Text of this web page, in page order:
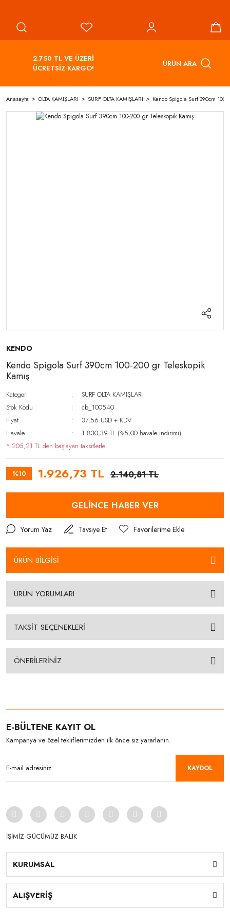
2.750 TL VE ÜZERİ
ÜCRETSİZ KARGO!
ÜRÜN ARA
Anasayfa OLTA KAMIŞLARI SURF OLTA KAMIŞLARI Kendo Spigola Surf 390cm 100-
KENDO
Kendo Spigola Surf 390cm 100-200 gr Teleskopik
Kamış
Kategori
SURF OLTA KAMIŞLARI
Stok Kodu
cb_100540
Fiyat
37,56 USD + KDV
Havale
1.830,39 TL (%5,00 havale indirimi)
* 205,21 TL den başlayan taksitlerle!
%10 1.926,73 TL 2.140,81 TL
GELİNCE HABER VER
Yorum Yaz Tavsiye Et
ÜRÜN BİLGİSİ
ÜRÜN YORUMLARI
TAKSİT SEÇENEKLERİ
ÖNERİLERİNİZ
E-BÜLTENE KAYIT OL
Kampanya ve özel tekliflerimizden ilk önce siz yararlanın.
KAYDOL
İŞİMİZ GÜCÜMÜZ BALIK
KURUMSAL
ALIŞVERİŞ